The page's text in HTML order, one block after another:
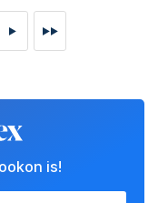
► ►►
is!